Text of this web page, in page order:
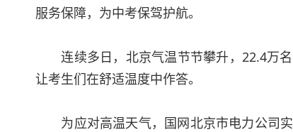
服务保障，为中考保驾护航。
连续多日，北京气温节节攀升，22.4万名
让考生们在舒适温度中作答。
为应对高温天气，国网北京市电力公司实